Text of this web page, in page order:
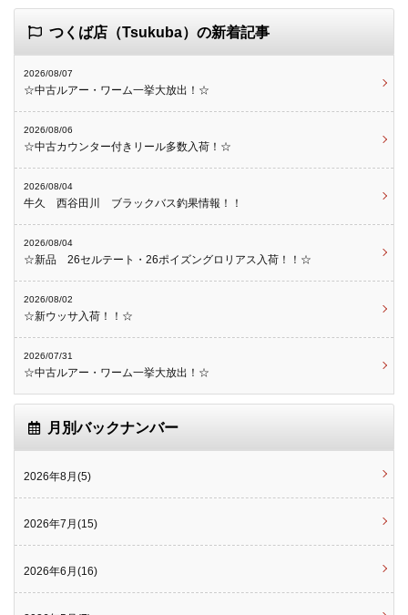
つくば店（Tsukuba）の新着記事
2026/08/07
☆中古ルアー・ワーム一挙大放出！☆
2026/08/06
☆中古カウンター付きリール多数入荷！☆
2026/08/04
牛久 西谷田川 ブラックバス釣果情報！！
2026/08/04
☆新品 26セルテート・26ポイズングロリアス入荷！！☆
2026/08/02
☆新ウッサ入荷！！☆
2026/07/31
☆中古ルアー・ワーム一挙大放出！☆
月別バックナンバー
2026年8月(5)
2026年7月(15)
2026年6月(16)